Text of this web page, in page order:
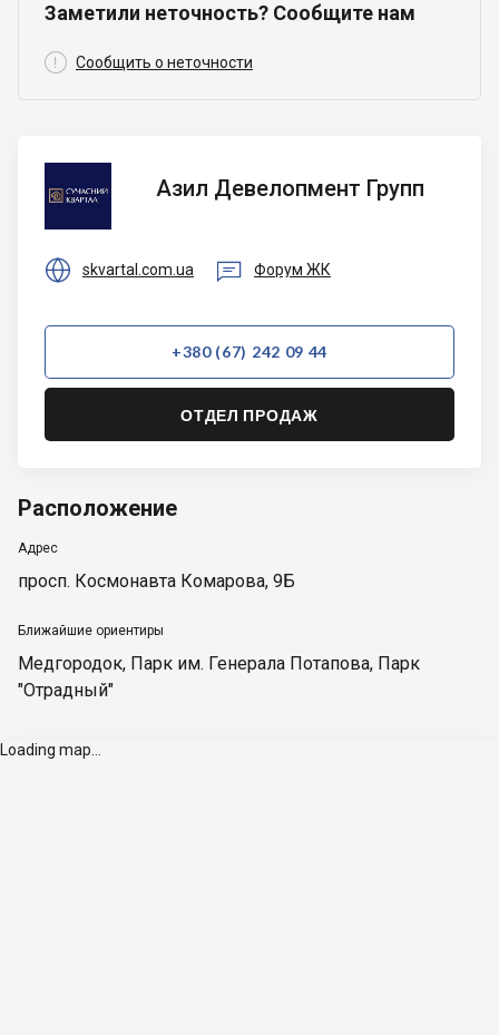
Заметили неточность? Сообщите нам
 Сообщить о неточности
ДевелопментАзил Девелопмент Групп
 skvartal.com.ua  Форум ЖК
+380 (67) 242 09 44
ОТДЕЛ ПРОДАЖ
Расположение
Адрес
просп. Космонавта Комарова, 9Б
Ближайшие ориентиры
Медгородок, Парк им. Генерала Потапова, Парк
"Отрадный"
Loading map...